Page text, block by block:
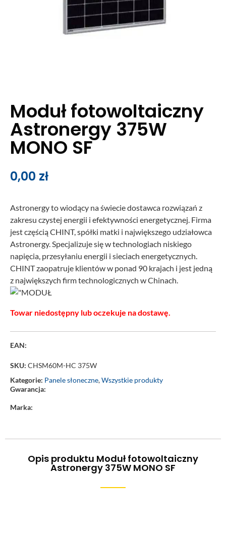
Moduł fotowoltaiczny
Astronergy 375W
MONO SF
0,00 zł
Astronergy to wiodący na świecie dostawca rozwiązań z
zakresu czystej energii i efektywności energetycznej. Firma
jest częścią CHINT, spółki matki i największego udziałowca
Astronergy. Specjalizuje się w technologiach niskiego
napięcia, przesyłaniu energii i sieciach energetycznych.
CHINT zaopatruje klientów w ponad 90 krajach i jest jedną
z największych firm technologicznych w Chinach.
Towar niedostępny lub oczekuje na dostawę.
EAN:
SKU: CHSM60M-HC 375W
Kategorie: Panele słoneczne,Wszystkie produkty
Gwarancja:
Marka:
Opis produktu Moduł fotowoltaiczny
Astronergy 375W MONO SF